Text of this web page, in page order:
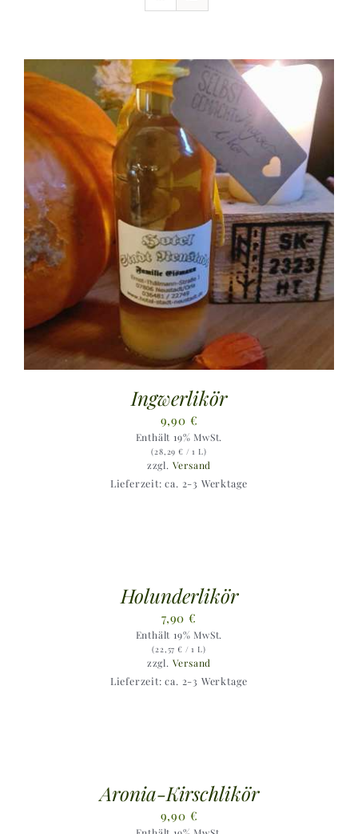
Anfahrt + Kontakt
Ingwerlikör
9,90 €
Enthält 19% MwSt.
(28,29€ / 1 L)
zzgl. Versand
Lieferzeit: ca. 2-3 Werktage
Holunderlikör
7,90€
Enthält 19% MwSt.
(22,57€ / 1 L)
zzgl. Versand
Lieferzeit: ca. 2-3 Werktage
Aronia-Kirschlikör
9,90 €